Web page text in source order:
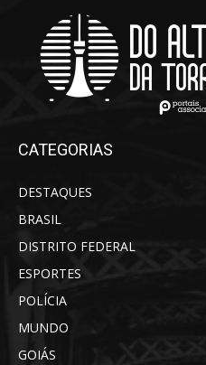
CATEGORIAS
DESTAQUES
BRASIL
DISTRITO FEDERAL
ESPORTES
POLÍCIA
MUNDO
GOIÁS